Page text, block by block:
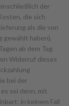
der
die sich
als die von
gewählt haben),
ab dem Tag
Widerruf dieses
bei der
sei denn, mit
in keinem Fall